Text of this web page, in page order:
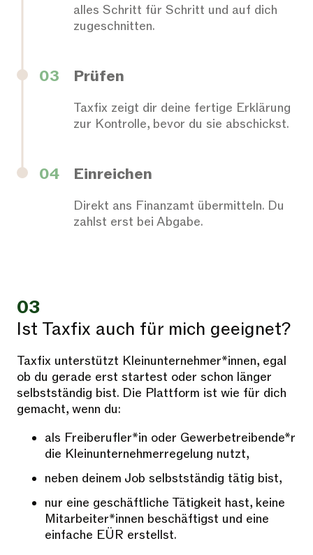
alles Schritt für Schritt und auf dich
zugeschnitten.
03 Prüfen
Taxfix zeigt dir deine fertige Erklärung
zur Kontrolle, bevor du sie abschickst.
04 Einreichen
Direkt ans Finanzamt übermitteln. Du
zahlst erst bei Abgabe.
03
Ist Taxfix auch für mich geeignet?
Taxfix unterstützt Kleinunternehmer*innen, egal
ob du gerade erst startest oder schon länger
selbstständig bist. Die Plattform ist wie für dich
gemacht, wenn du:
als Freiberufler*in oder Gewerbetreibende*r
die Kleinunternehmerregelung nutzt,
neben deinem Job selbstständig tätig bist,
nur eine geschäftliche Tätigkeit hast, keine
Mitarbeiter*innen beschäftigst und eine
einfache EÜR erstellst.